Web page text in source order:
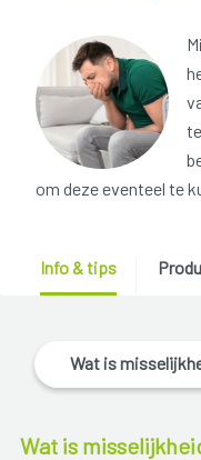
om deze eventeel te
Info & tips
Wat is
Wat is